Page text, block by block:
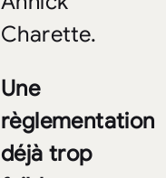
Charette.
Une
règlementation
déjà trop